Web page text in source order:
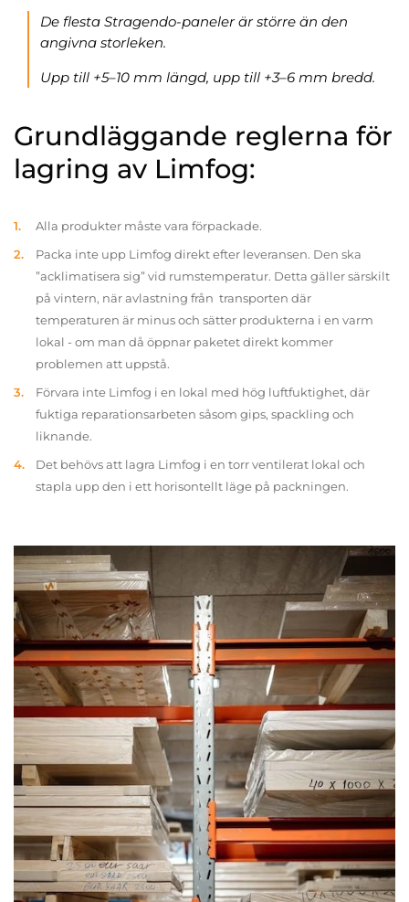
De flesta Stragendo-paneler är större än den
angivna storleken.
Upp till +5–10 mm längd, upp till +3–6 mm bredd.
Grundläggande reglerna för
lagring av Limfog:
Alla produkter måste vara förpackade.
Packa inte upp Limfog direkt efter leveransen. Den ska
”acklimatisera sig” vid rumstemperatur. Detta gäller särskilt
på vintern, när avlastning från transporten där
temperaturen är minus och sätter produkterna i en varm
lokal - om man då öppnar paketet direkt kommer
problemen att uppstå.
Förvara inte Limfog i en lokal med hög luftfuktighet, där
fuktiga reparationsarbeten såsom gips, spackling och
liknande.
Det behövs att lagra Limfog i en torr ventilerat lokal och
stapla upp den i ett horisontellt läge på packningen.